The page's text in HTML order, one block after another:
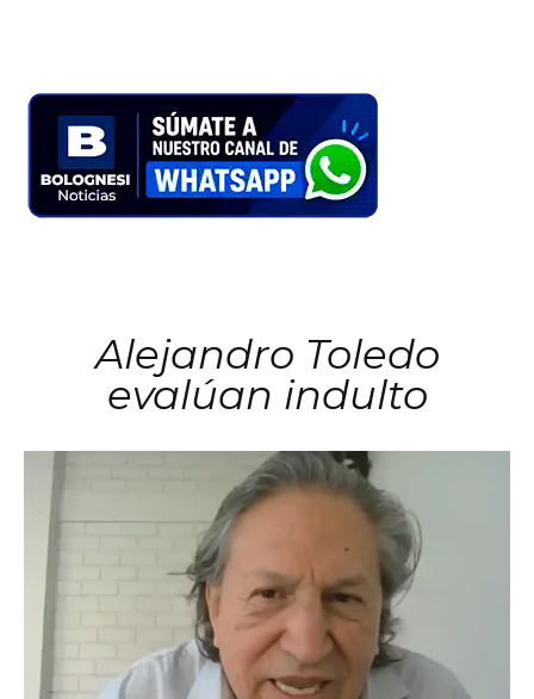
Alejandro Toledo
evalúan indulto